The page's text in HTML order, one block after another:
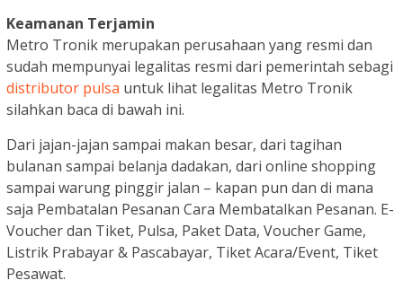
Keamanan Terjamin
Metro Tronik merupakan perusahaan yang resmi dan
sudah mempunyai legalitas resmi dari pemerintah sebagi
distributor pulsa untuk lihat legalitas Metro Tronik
silahkan baca di bawah ini.
Dari jajan-jajan sampai makan besar, dari tagihan
bulanan sampai belanja dadakan, dari online shopping
sampai warung pinggir jalan – kapan pun dan di mana
saja Pembatalan Pesanan Cara Membatalkan Pesanan. E-
Voucher dan Tiket, Pulsa, Paket Data, Voucher Game,
Listrik Prabayar & Pascabayar, Tiket Acara/Event, Tiket
Pesawat.